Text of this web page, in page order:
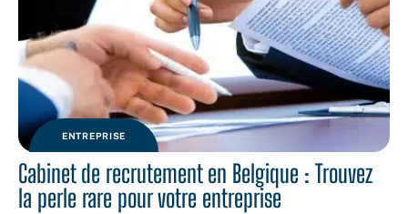
ENTREPRISE
Cabinet de recrutement en Belgique : Trouvez
la perle rare pour votre entreprise